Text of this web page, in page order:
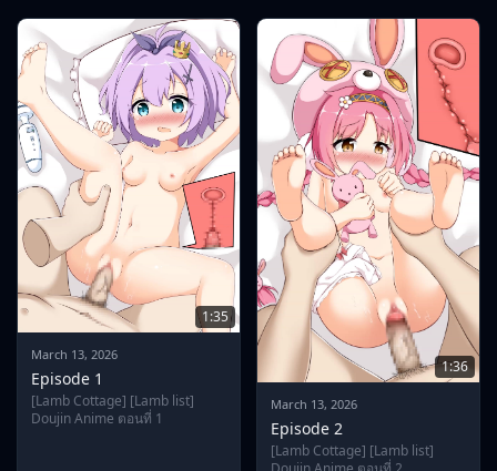
1:35
March 13, 2026
Episode 1
[Lamb Cottage] [Lamb list]
Doujin Anime ตอนที่ 1
1:36
March 13, 2026
Episode 2
[Lamb Cottage] [Lamb list]